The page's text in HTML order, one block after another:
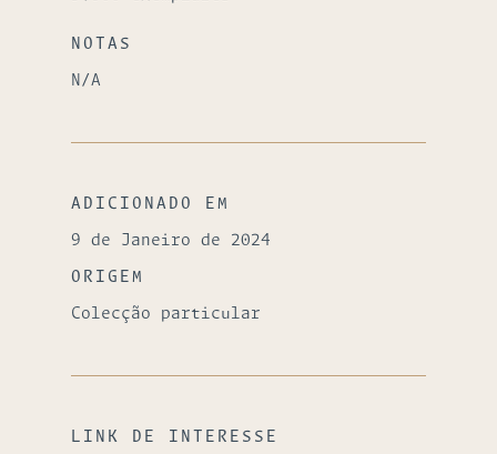
NOTAS
N/A
ADICIONADO EM
9 de Janeiro de 2024
ORIGEM
Colecção particular
LINK DE INTERESSE